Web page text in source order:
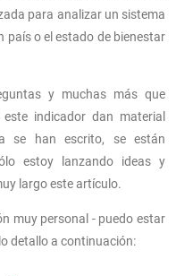
para analizar un sistema
país o el estado de bienestar
y muchas más que
indicador dan material
se han escrito, se están
estoy lanzando ideas y
largo este artículo.
muy personal - puedo estar
detallo a continuación: